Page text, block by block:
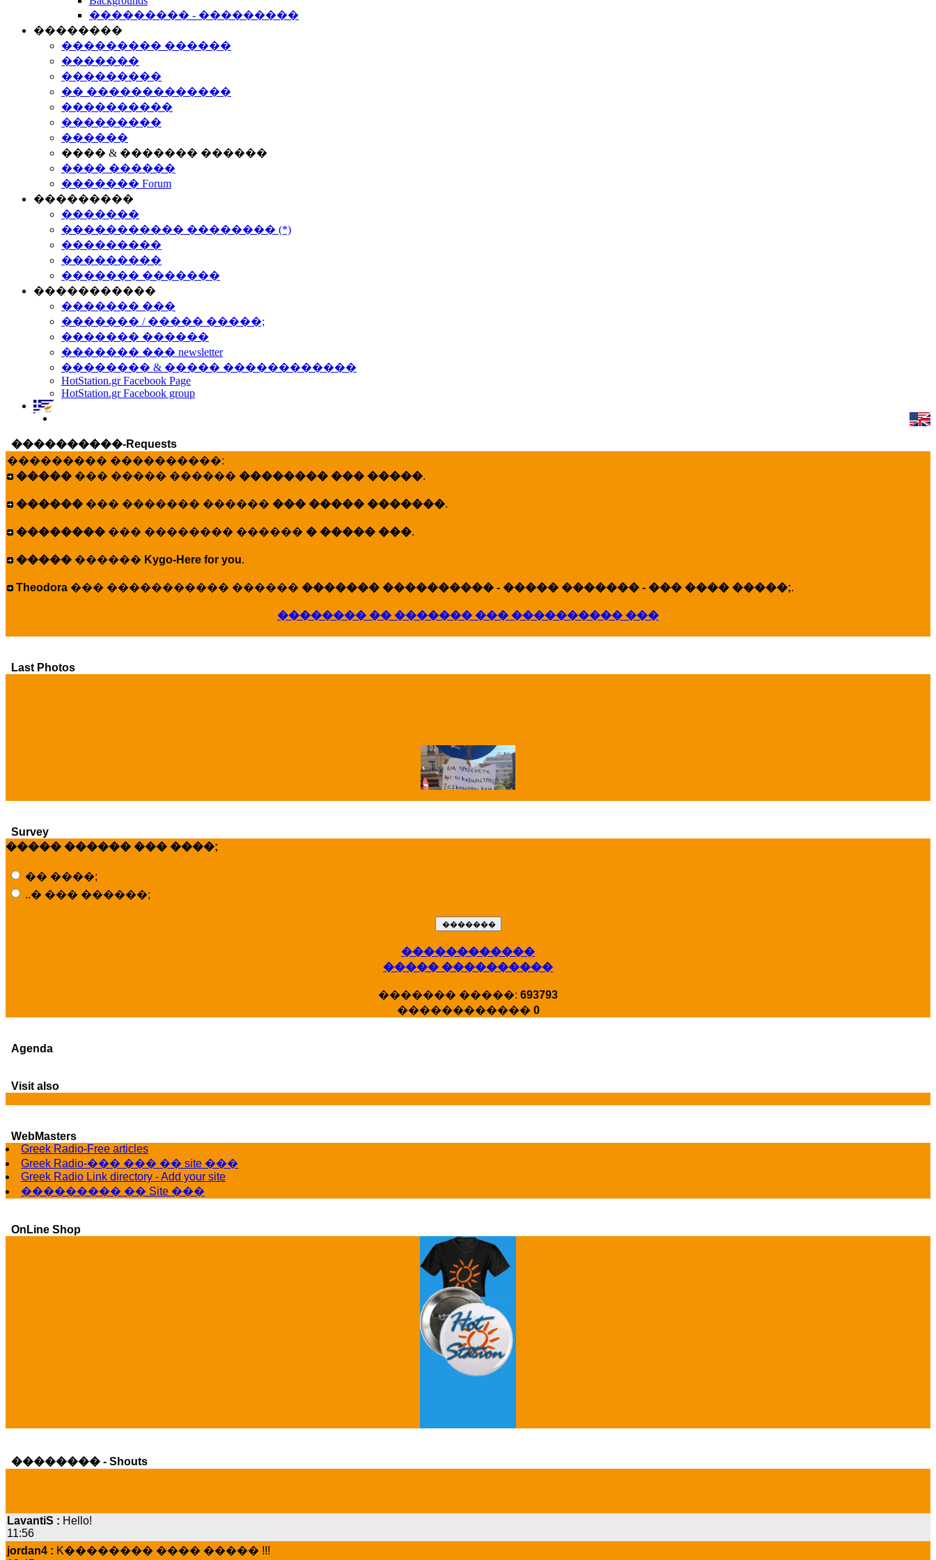
��������� - ���������
��������
��������� ������
�������
���������
�� �������������
����������
���������
������
���� & ������� ������
���� ������
������� Forum
���������
�������
����������� �������� (*)
���������
���������
������� �������
�����������
������� ���
������� / ����� �����;
������� ������
������� ��� newsletter
�������� & ����� ������������
HotStation.gr Facebook Page
HotStation.gr Facebook group
����������-Requests
��������� ����������:
����� ��� ����� ������ �������� ��� �����.
������ ��� ������� ������ ��� ����� �������.
�������� ��� �������� ������ � ����� ���.
����� ������ Kygo-Here for you.
Theodora ��� ����������� ������ ������� ���������� - ����� ������� - ��� ���� �����;.
�������� �� ������� ��� ���������� ���
Last Photos
X�����
�����
Grey's Anatomy
Survey
����� ������ ��� ����;
�� ����;
..� ��� ������;
������������
����� ����������
������� �����: 693793
������������ 0
Agenda
Visit also
WebMasters
Greek Radio-Free articles
Greek Radio-��� ��� �� site ���
Greek Radio Link directory - Add your site
��������� �� Site ���
OnLine Shop
�������� - Shouts
11:56
jordan4 :K�������� ���� ����� !!!
19:45